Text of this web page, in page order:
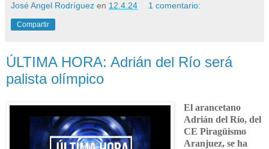
José Angel Rodríguez en 12.4.24 1 comentario:
Compartir
ÚLTIMA HORA: Adrián del Río será
palista olímpico
El arancetano
Adrián del Río, del
CE Piragüismo
Aranjuez, se ha